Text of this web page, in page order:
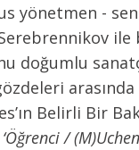
yönetmen -
ile
doğumlu
Belirli Bir
‘Öğrenci /